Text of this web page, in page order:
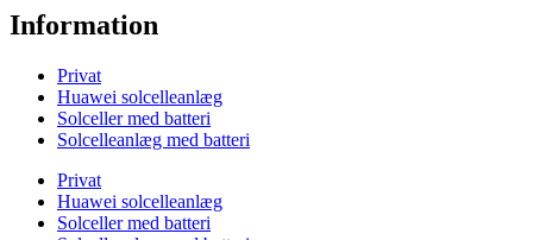
Information
Privat
Huawei solcelleanlæg
Solceller med batteri
Solcelleanlæg med batteri
Privat
Huawei solcelleanlæg
Solceller med batteri